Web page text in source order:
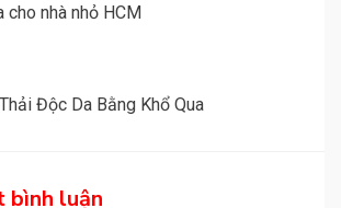
cho nhà nhỏ HCM
Độc Da Bằng Khổ Qua
luận